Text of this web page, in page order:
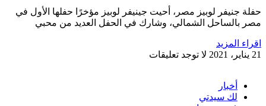
حفلة جنيفر لوبيز مصر، أحيت جينيفر لوبيز مؤخرًا حفلها الأول في
مصر بالساحل الشمالي، وشارك في الحفل العديد من محبي
اقراء المزيد
21 يناير، 2021
لا توجد تعليقات
أخبار
لك سيدتي